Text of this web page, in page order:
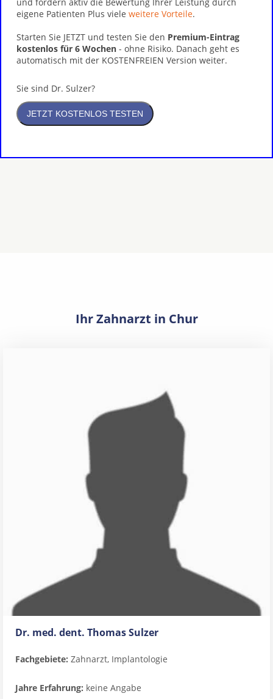
eigene Patienten Plus viele weitere Vorteile.
Starten Sie JETZT und testen Sie den Premium-Eintrag
kostenlos für 6 Wochen - ohne Risiko. Danach geht es
automatisch mit der KOSTENFREIEN Version weiter.
Sie sind Dr. Sulzer?
Ihr Zahnarzt in Chur
Dr. med. dent. Thomas Sulzer
Fachgebiete: Zahnarzt, Implantologie
Jahre Erfahrung: keine Angabe